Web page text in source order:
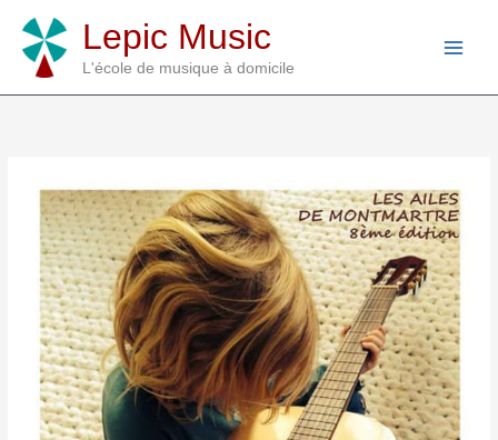
contenu
Lepic Music
L'école de musique à domicile